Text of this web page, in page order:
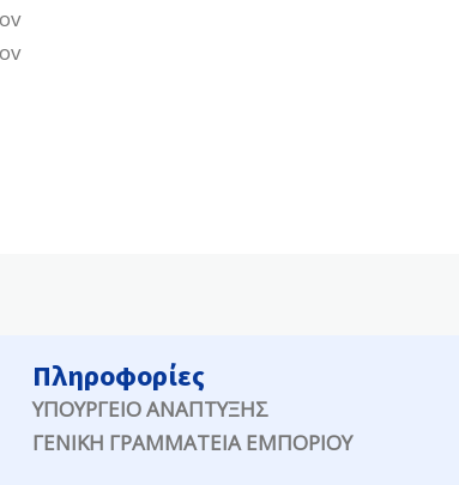
Πληροφορίες
ΥΠΟΥΡΓΕΙΟ ΑΝΑΠΤΥΞΗΣ
ΓΕΝΙΚΗ ΓΡΑΜΜΑΤΕΙΑ ΕΜΠΟΡΙΟΥ